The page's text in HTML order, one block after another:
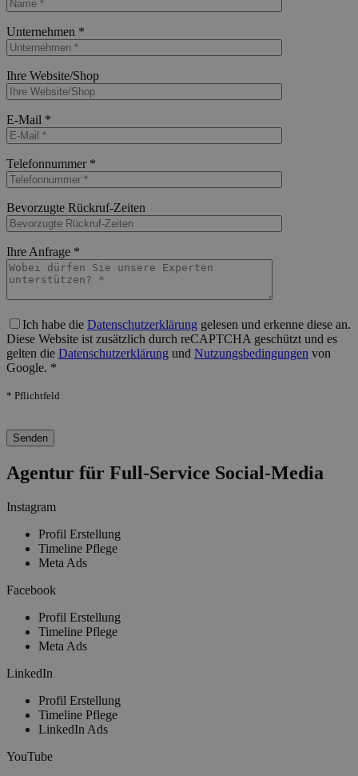
Unternehmen *
Ihre Website/Shop
E-Mail *
Telefonnummer *
Bevorzugte Rückruf-Zeiten
Ihre Anfrage *
Ich habe die Datenschutzerklärung gelesen und erkenne diese an.
Diese Website ist zusätzlich durch reCAPTCHA geschützt und es
gelten die Datenschutzerklärung und Nutzungsbedingungen von
Google. *
* Pflichtfeld
Agentur für Full-Service Social-Media
Instagram
Profil Erstellung
Timeline Pflege
Meta Ads
Facebook
Profil Erstellung
Timeline Pflege
Meta Ads
LinkedIn
Profil Erstellung
Timeline Pflege
LinkedIn Ads
YouTube